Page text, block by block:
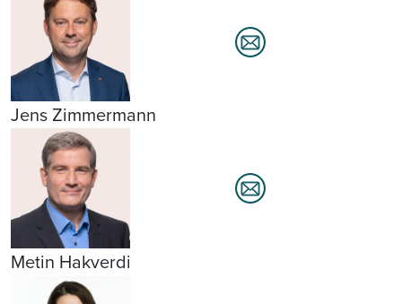
Jens Zimmermann
Metin Hakverdi